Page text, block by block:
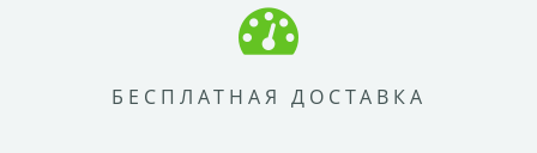
БЕСПЛАТНАЯ ДОСТАВКА